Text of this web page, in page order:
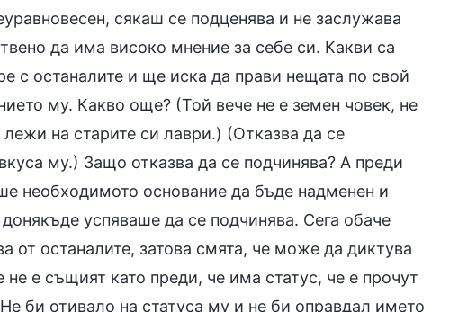
сякаш се подценява и не заслужава
да има високо мнение за себе си. Какви са
с останалите и ще иска да прави нещата по свой
му. Какво още? (Той вече не е земен човек, не
на старите си лаври.) (Отказва да се
му.) Защо отказва да се подчинява? А преди
необходимото основание да бъде надменен и
успяваше да се подчинява. Сега обаче
от останалите, затова смята, че може да диктува
е същият като преди, че има статус, че е прочут
би отивало на статуса му и не би оправдал името